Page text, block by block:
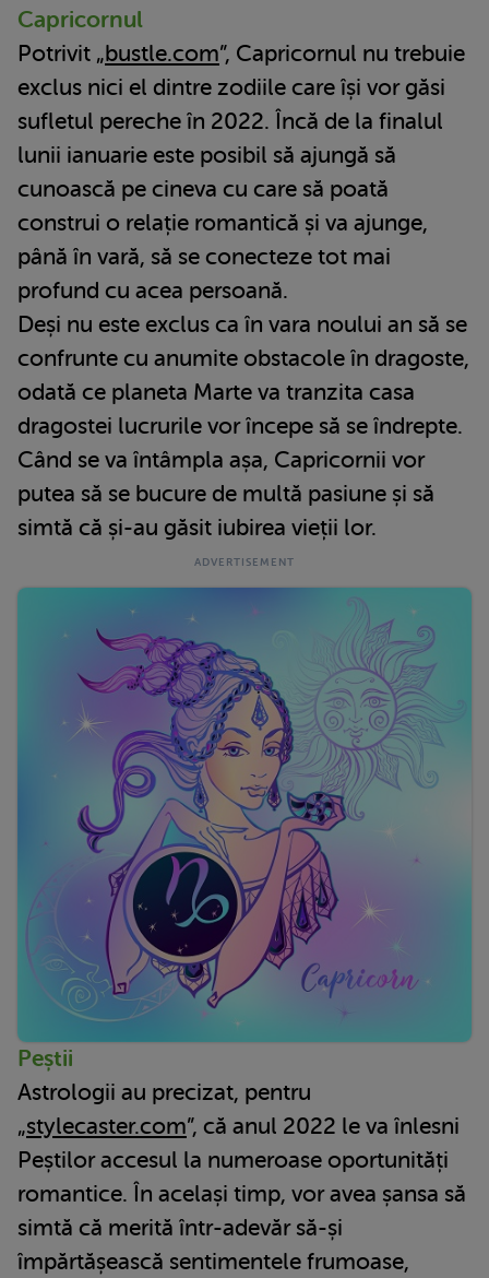
Capricornul
Potrivit „bustle.com”, Capricornul nu trebuie
exclus nici el dintre zodiile care își vor găsi
sufletul pereche în 2022. Încă de la finalul
lunii ianuarie este posibil să ajungă să
cunoască pe cineva cu care să poată
construi o relație romantică și va ajunge,
până în vară, să se conecteze tot mai
profund cu acea persoană.
Deși nu este exclus ca în vara noului an să se
confrunte cu anumite obstacole în dragoste,
odată ce planeta Marte va tranzita casa
dragostei lucrurile vor începe să se îndrepte.
Când se va întâmpla așa, Capricornii vor
putea să se bucure de multă pasiune și să
simtă că și-au găsit iubirea vieții lor.
Peștii
Astrologii au precizat, pentru
„stylecaster.com”, că anul 2022 le va înlesni
Peștilor accesul la numeroase oportunități
romantice. În același timp, vor avea șansa să
simtă că merită într-adevăr să-și
împărtășească sentimentele frumoase,